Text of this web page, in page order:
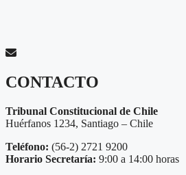
CONTACTO
Tribunal Constitucional de Chile
Huérfanos 1234, Santiago – Chile
Teléfono: (56-2) 2721 9200
Horario Secretaría: 9:00 a 14:00 horas